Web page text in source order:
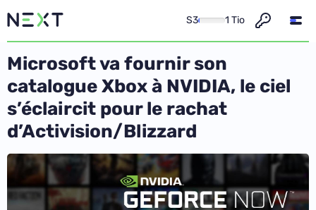
S3 1 Tio
Microsoft va fournir son
catalogue Xbox à NVIDIA, le ciel
s’éclaircit pour le rachat
d’Activision/Blizzard